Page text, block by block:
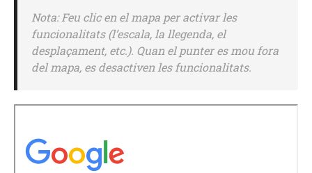
Nota: Feu clic en el mapa per activar les
funcionalitats (l’escala, la llegenda, el
desplaçament, etc.). Quan el punter es mou fora
del mapa, es desactiven les funcionalitats.